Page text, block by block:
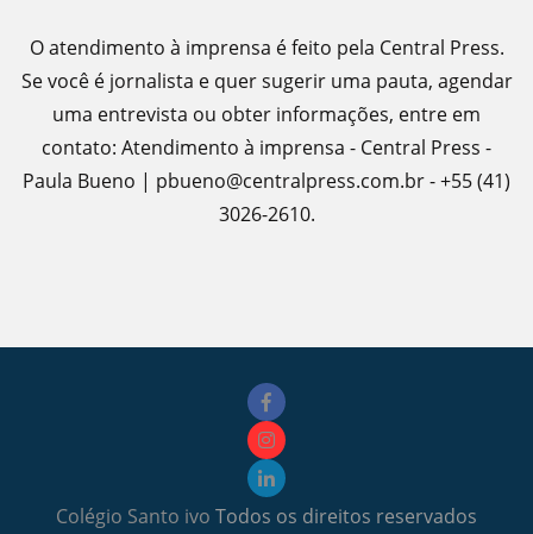
O atendimento à imprensa é feito pela Central Press.
Se você é jornalista e quer sugerir uma pauta, agendar
uma entrevista ou obter informações, entre em
contato: Atendimento à imprensa - Central Press -
Paula Bueno | pbueno@centralpress.com.br - +55 (41)
3026-2610.
Colégio Santo ivo Todos os direitos reservados